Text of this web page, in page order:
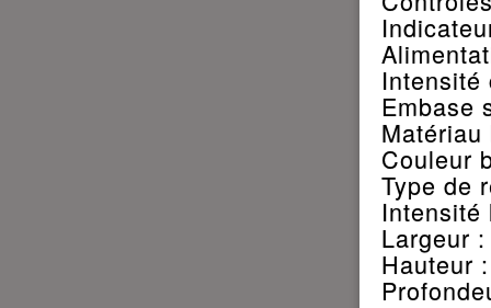
Intensité
Embase
Couleur
Type de
Intensité
Largeur
Hauteur